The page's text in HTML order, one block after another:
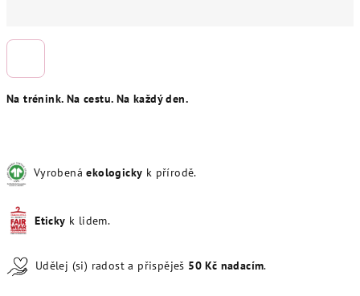
Na trénink. Na cestu. Na každý den.
Vyrobenáekologicky k přírodě.
Eticky k lidem.
Udělej (si) radost a přispěješ 50 Kč nadacím.